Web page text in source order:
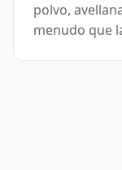
polvo,
menudo que